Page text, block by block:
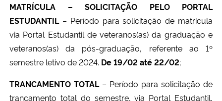
Controladoria-Geral da União
Ministério da Mulher, da Família e dos Direitos Humanos
MATRÍCULA – SOLICITAÇÃO PELO PORTAL
ESTUDANTIL– Período para solicitação de matrícula
via Portal Estudantil de veteranos(as) da graduação e
veteranos(as) da pós-graduação, referente ao 1º
semestre letivo de 2024. De 19/02 até 22/02;
TRANCAMENTO TOTAL– Período para solicitação de
trancamento total do semestre, via Portal Estudantil,